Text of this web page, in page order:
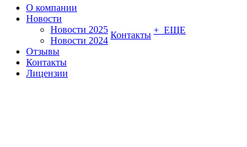
О компании
Новости
Новости 2025
Новости 2024
Отзывы
Контакты
Лицензии
Контакты + ЕЩЕ